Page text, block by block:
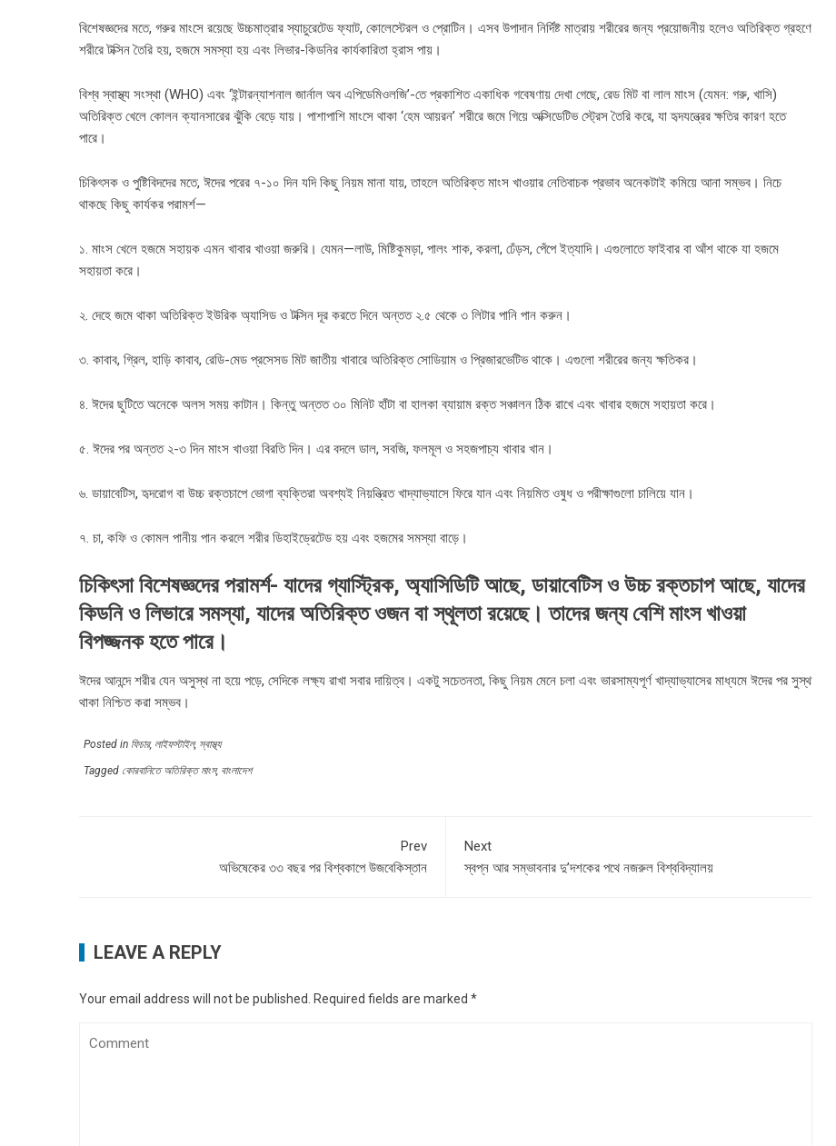
বিশেষজ্ঞদের মতে, গরুর মাংসে রয়েছে উচ্চমাত্রার স্যাচুরেটেড ফ্যাট, কোলেস্টেরল ও প্রোটিন। এসব উপাদান নির্দিষ্ট মাত্রায় শরীরের জন্য প্রয়োজনীয় হলেও অতিরিক্ত গ্রহণে
শরীরে টক্সিন তৈরি হয়, হজমে সমস্যা হয় এবং লিভার-কিডনির কার্যকারিতা হ্রাস পায়।
বিশ্ব স্বাস্থ্য সংস্থা (WHO) এবং ‘ইন্টারন্যাশনাল জার্নাল অব এপিডেমিওলজি’-তে প্রকাশিত একাধিক গবেষণায় দেখা গেছে, রেড মিট বা লাল মাংস (যেমন: গরু, খাসি)
অতিরিক্ত খেলে কোলন ক্যানসারের ঝুঁকি বেড়ে যায়। পাশাপাশি মাংসে থাকা ‘হেম আয়রন’ শরীরে জমে গিয়ে অক্সিডেটিভ স্ট্রেস তৈরি করে, যা হৃদযন্ত্রের ক্ষতির কারণ হতে
পারে।
চিকিৎসক ও পুষ্টিবিদদের মতে, ঈদের পরের ৭-১০ দিন যদি কিছু নিয়ম মানা যায়, তাহলে অতিরিক্ত মাংস খাওয়ার নেতিবাচক প্রভাব অনেকটাই কমিয়ে আনা সম্ভব। নিচে
থাকছে কিছু কার্যকর পরামর্শ—
১. মাংস খেলে হজমে সহায়ক এমন খাবার খাওয়া জরুরি। যেমন—লাউ, মিষ্টিকুমড়া, পালং শাক, করলা, ঢেঁড়স, পেঁপে ইত্যাদি। এগুলোতে ফাইবার বা আঁশ থাকে যা হজমে
সহায়তা করে।
২. দেহে জমে থাকা অতিরিক্ত ইউরিক অ্যাসিড ও টক্সিন দূর করতে দিনে অন্তত ২.৫ থেকে ৩ লিটার পানি পান করুন।
৩. কাবাব, গ্রিল, হাড়ি কাবাব, রেডি-মেড প্রসেসড মিট জাতীয় খাবারে অতিরিক্ত সোডিয়াম ও প্রিজারভেটিভ থাকে। এগুলো শরীরের জন্য ক্ষতিকর।
৪. ঈদের ছুটিতে অনেকে অলস সময় কাটান। কিন্তু অন্তত ৩০ মিনিট হাঁটা বা হালকা ব্যায়াম রক্ত সঞ্চালন ঠিক রাখে এবং খাবার হজমে সহায়তা করে।
৫. ঈদের পর অন্তত ২-৩ দিন মাংস খাওয়া বিরতি দিন। এর বদলে ডাল, সবজি, ফলমূল ও সহজপাচ্য খাবার খান।
৬. ডায়াবেটিস, হৃদরোগ বা উচ্চ রক্তচাপে ভোগা ব্যক্তিরা অবশ্যই নিয়ন্ত্রিত খাদ্যাভ্যাসে ফিরে যান এবং নিয়মিত ওষুধ ও পরীক্ষাগুলো চালিয়ে যান।
৭. চা, কফি ও কোমল পানীয় পান করলে শরীর ডিহাইড্রেটেড হয় এবং হজমের সমস্যা বাড়ে।
চিকিৎসা বিশেষজ্ঞদের পরামর্শ- যাদের গ্যাস্ট্রিক, অ্যাসিডিটি আছে, ডায়াবেটিস ও উচ্চ রক্তচাপ আছে, যাদের
কিডনি ও লিভারে সমস্যা, যাদের অতিরিক্ত ওজন বা স্থূলতা রয়েছে। তাদের জন্য বেশি মাংস খাওয়া
বিপজ্জনক হতে পারে।
ঈদের আনন্দে শরীর যেন অসুস্থ না হয়ে পড়ে, সেদিকে লক্ষ্য রাখা সবার দায়িত্ব। একটু সচেতনতা, কিছু নিয়ম মেনে চলা এবং ভারসাম্যপূর্ণ খাদ্যাভ্যাসের মাধ্যমে ঈদের পর সুস্থ
থাকা নিশ্চিত করা সম্ভব।
Posted in ফিচার, লাইফস্টাইল, স্বাস্থ্য
Tagged কোরবানিতে অতিরিক্ত মাংস, বাংলাদেশ
Prev
অভিষেকের ৩৩ বছর পর বিশ্বকাপে উজবেকিস্তান
Next
স্বপ্ন আর সম্ভাবনার দু’দশকের পথে নজরুল বিশ্ববিদ্যালয়
LEAVE A REPLY
Your email address will not be published. Required fields are marked *